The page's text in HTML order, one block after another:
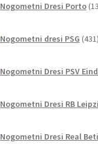
Nogometni Dresi Porto 13
Nogometni dresi PSG 431
Nogometni Dresi PSV
Nogometni Dresi RB
Nogometni Dresi Real